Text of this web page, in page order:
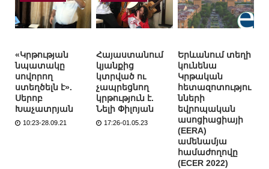
«Կրթության
նպատակը
սովորող
ստեղծելն է».
Սերոբ
Խաչատրյան
10:23-28.09.21
Հայաստանում
կյանքից
կտրված ու
չապրեցնող
կրթություն է.
Նելի Փիլոյան
17:26-01.05.23
Երևանում տեղի
կունենա
Կրթական
հետազոտությու
նների
եվրոպական
ասոցիացիայի
(EERA)
ամենամյա
համաժողովը
(ECER 2022)